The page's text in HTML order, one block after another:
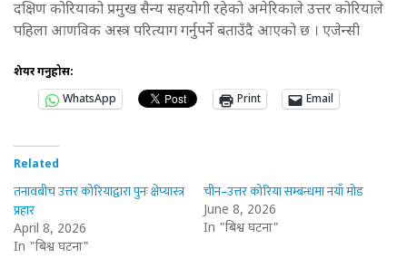
दक्षिण कोरियाको प्रमुख सैन्य सहयोगी रहेको अमेरिकाले उत्तर कोरियाले
पहिला आणविक अस्त्र परित्याग गर्नुपर्ने बताउँदै आएको छ । एजेन्सी
शेयर गर्नुहोस:
WhatsApp
Print Email
Related
तनावबीच उत्तर कोरियाद्वारा पुनः क्षेप्यास्त्र
प्रहार
April 8, 2026
In "बिश्व घटना"
चीन–उत्तर कोरिया सम्बन्धमा नयाँ मोड
June 8, 2026
In "बिश्व घटना"